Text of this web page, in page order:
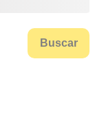
Buscar